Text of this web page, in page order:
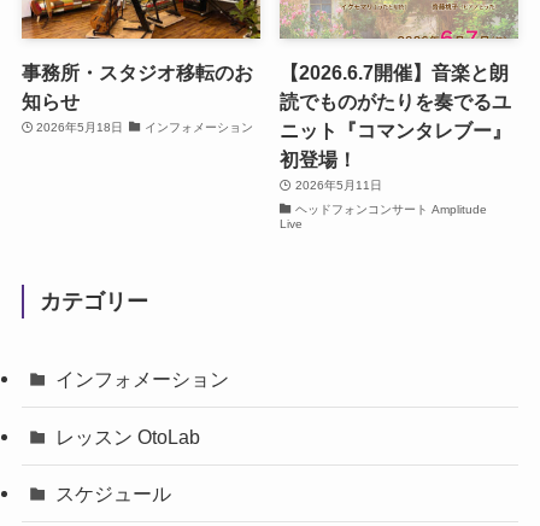
事務所・スタジオ移転のお
知らせ
2026年5月18日 インフォメーション
【2026.6.7開催】音楽と朗
読でものがたりを奏でるユ
ニット『コマンタレブー』
初登場！
2026年5月11日
ヘッドフォンコンサート Amplitude
Live
カテゴリー
インフォメーション
レッスン OtoLab
スケジュール